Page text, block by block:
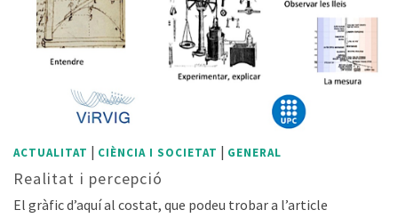
ACTUALITAT | CIÈNCIA I SOCIETAT | GENERAL
Realitat i percepció
El gràfic d’aquí al costat, que podeu trobar a l’article